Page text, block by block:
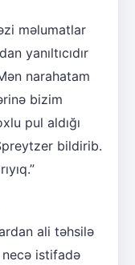
məlumatlar
yanıltıcıdır
narahatam
bizim
pul aldığı
bildirib.
ali təhsilə
necə istifadə